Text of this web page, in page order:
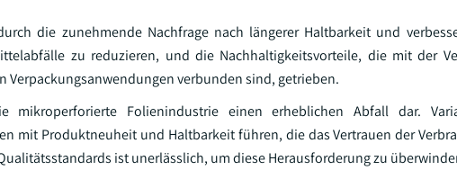
die zunehmende Nachfrage nach längerer Haltbarkeit und
zu reduzieren, und die Nachhaltigkeitsvorteile, die mit der
verbunden sind, getrieben.
mikroperforierte Folienindustrie einen erheblichen Abfall dar.
mit Produktneuheit und Haltbarkeit führen, die das Vertrauen der
ist unerlässlich, um diese Herausforderung zu